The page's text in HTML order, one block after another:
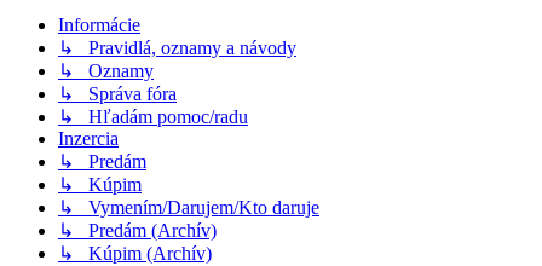
Informácie
↳ Pravidlá, oznamy a návody
↳ Oznamy
↳ Správa fóra
↳ Hľadám pomoc/radu
Inzercia
↳ Predám
↳ Kúpim
↳ Vymením/Darujem/Kto daruje
↳ Predám (Archív)
↳ Kúpim (Archív)